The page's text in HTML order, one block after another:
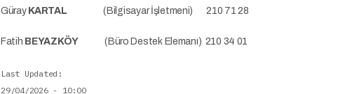
GürayKARTAL (Bilgisayar İşletmeni) 210 71 28
Fatih BEYAZKÖY (Büro Destek Elemanı) 210 34 01
Last Updated
29/04/2026 - 10:00